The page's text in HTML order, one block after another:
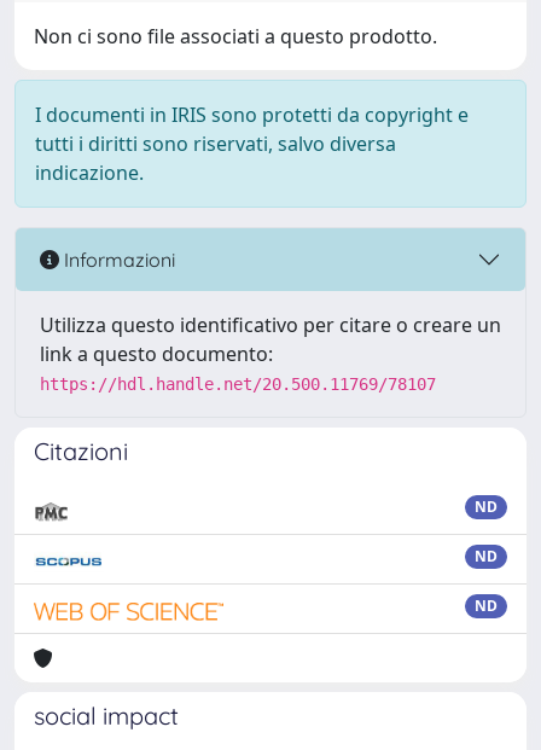
Non ci sono file associati a questo prodotto.
I documenti in IRIS sono protetti da copyright e
tutti i diritti sono riservati, salvo diversa
indicazione.
Informazioni
Utilizza questo identificativo per citare o creare un
link a questo documento:
https://hdl.handle.net/20.500.11769/78107
Citazioni
ND
ND
ND
social impact